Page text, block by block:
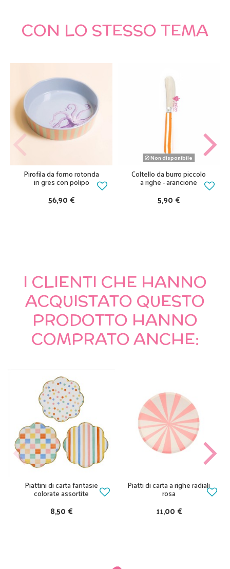
CON LO STESSO TEMA
Pirofila da forno rotonda
in gres con polipo
56,90 €
Non disponibile
Coltello da burro piccolo
a righe - arancione
5,90 €
I CLIENTI CHE HANNO
ACQUISTATO QUESTO
PRODOTTO HANNO
COMPRATO ANCHE:
Piattini di carta fantasie
colorate assortite
8,50 €
Piatti di carta a righe radiali
rosa
11,00 €